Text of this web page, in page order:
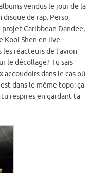
vendus le jour de la
de rap. Perso,
projet Caribbean Dandee,
Kool Shen en live.
réacteurs de l’avion
le décollage? Tu sais
accoudoirs dans le cas où
dans le même topo: ça
respires en gardant ta